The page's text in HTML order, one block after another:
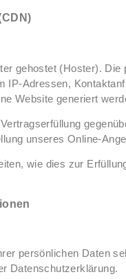
gehostet (Hoster).
Adressen,
Website generiert
unseres Online-
wie dies zur
persönlichen Daten
Datenschutzerklärung.